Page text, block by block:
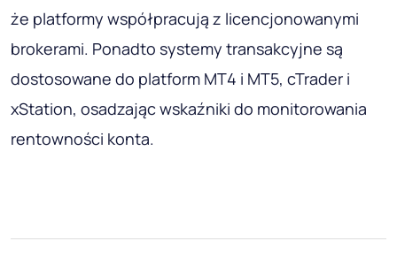
że platformy współpracują z licencjonowanymi
brokerami. Ponadto systemy transakcyjne są
dostosowane do platform MT4 i MT5, cTrader i
xStation, osadzając wskaźniki do monitorowania
rentowności konta.